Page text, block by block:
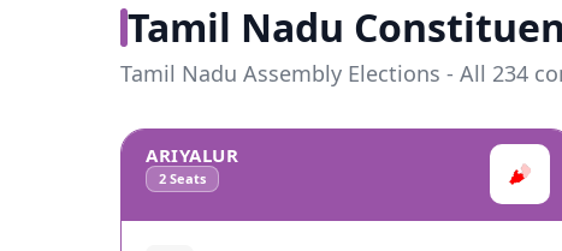
Tamil Nadu
Tamil Nadu Assembly Elections - All 234
ARIYALUR
2 Seats